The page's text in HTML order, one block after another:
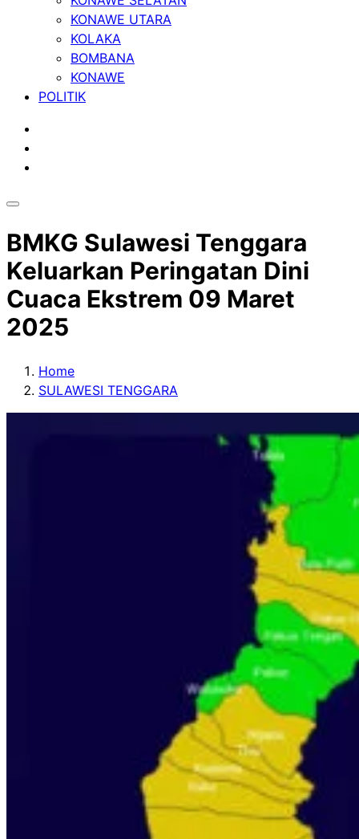
KONAWE UTARA
KOLAKA
BOMBANA
KONAWE
POLITIK
BMKG Sulawesi Tenggara
Keluarkan Peringatan Dini
Cuaca Ekstrem 09 Maret
2025
Home
SULAWESI TENGGARA